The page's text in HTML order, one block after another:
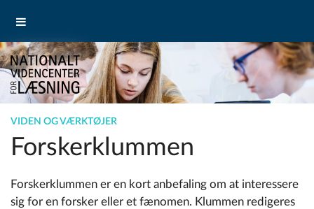
VIDEN OG VÆRKTØJER
Forskerklummen
Forskerklummen er en kort anbefaling om at interessere
sig for en forsker eller et fænomen. Klummen redigeres